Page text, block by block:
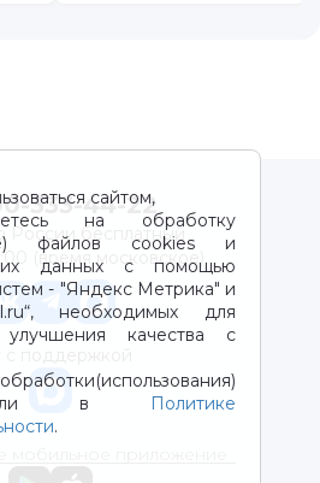
сайтом,
на обработку
файлов cookies и
данных с помощью
- "Яндекс Метрика" и
необходимых для
качества с
в
Политике
.
333-44-22
России бесплатный
(время московское)
с поддержкой